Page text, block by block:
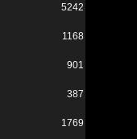
5242
1168
901
387
1769